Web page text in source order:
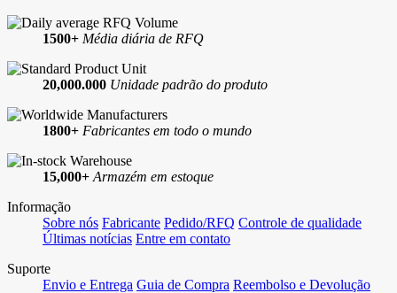
1500+ Média diária de RFQ
20,000.000 Unidade padrão do produto
1800+ Fabricantes em todo o mundo
15,000+ Armazém em estoque
Informação
Sobre nós Fabricante Pedido/RFQ Controle de qualidade
Últimas notícias Entre em contato
Suporte
Envio e Entrega Guia de Compra Reembolso e Devolução